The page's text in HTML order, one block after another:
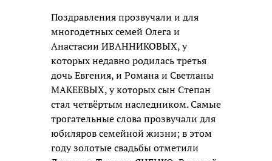
Поздравления прозвучали и для
многодетных семей Олега и
Анастасии ИВАННИКОВЫХ, у
которых недавно родилась третья
дочь Евгения, и Романа и Светланы
МАКЕЕВЫХ, у которых сын Степан
стал четвёртым наследником. Самые
трогательные слова прозвучали для
юбиляров семейной жизни; в этом
году золотые свадьбы отметили